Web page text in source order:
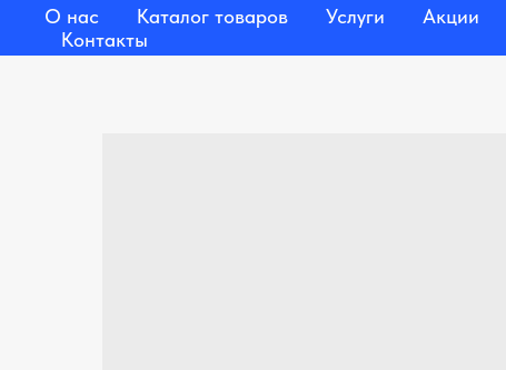
О нас Каталог товаров Услуги
Акции
Контакты